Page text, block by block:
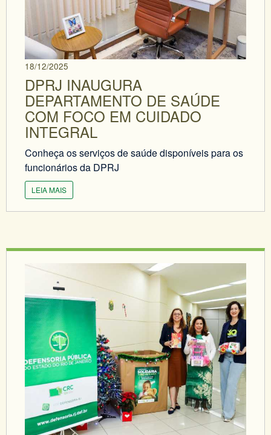
18/12/2025
DPRJ INAUGURA
DEPARTAMENTO DE SAÚDE
COM FOCO EM CUIDADO
INTEGRAL
Conheça os serviços de saúde disponíveis para os
funcionários da DPRJ
LEIA MAIS